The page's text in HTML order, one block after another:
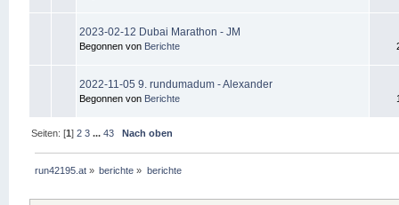
2023-02-12 Dubai Marathon - JM
Begonnen von Berichte
2022-11-05 9. rundumadum - Alexander
Begonnen von Berichte
Seiten: [1]2 3 ...43 Nach oben
run42195.at » berichte » berichte